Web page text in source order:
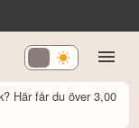
Här får du över 3,00